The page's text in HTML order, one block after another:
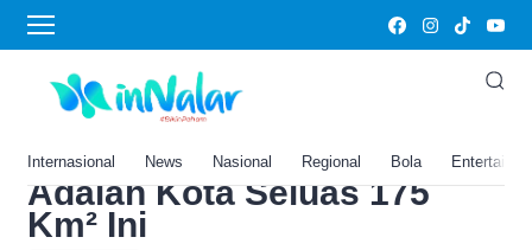
Internasional News Nasional Regional Bola
Home›
7 Daerah dengan Penduduk
Miskin Terbanyak di
Sulawesi Selatan, Juaranya
Adalah Kota Seluas 175
Km² Ini